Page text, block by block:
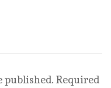
published. Required